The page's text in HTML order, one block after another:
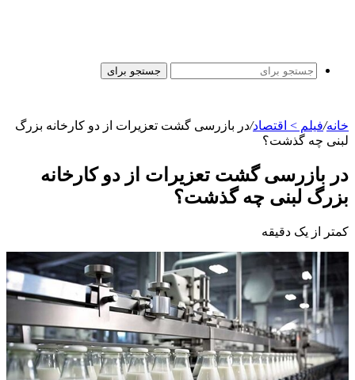
جستجو برای
خانه/فیلم > اقتصاد/در بازرسی گشت تعزیرات از دو کارخانه بزرگ
لبنی چه گذشت؟
در بازرسی گشت تعزیرات از دو کارخانه
بزرگ لبنی چه گذشت؟
کمتر از یک دقیقه